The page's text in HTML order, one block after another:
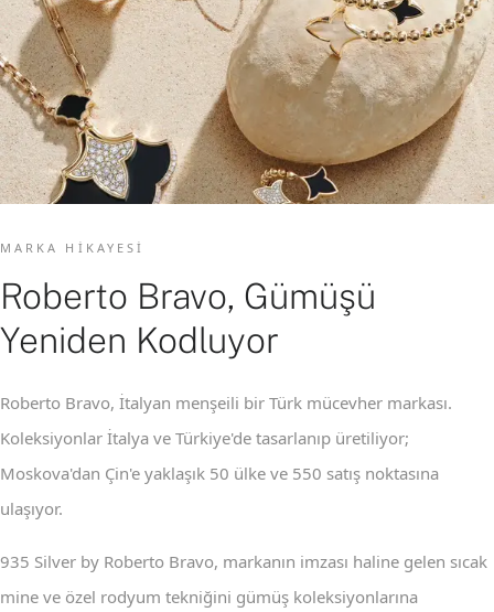
MARKA HIKAYESI
Roberto Bravo, Gümüşü
Yeniden Kodluyor
Roberto Bravo, İtalyan menşeili bir Türk mücevher markası.
Koleksiyonlar İtalya ve Türkiye'de tasarlanıp üretiliyor;
Moskova'dan Çin'e yaklaşık 50 ülke ve 550 satış noktasına
ulaşıyor.
935 Silver by Roberto Bravo, markanın imzası haline gelen sıcak
mine ve özel rodyum tekniğini gümüş koleksiyonlarına